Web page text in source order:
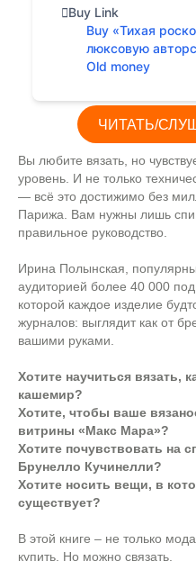
Buy Link
Buy «Тихая
люксовую
Old money
ЧИТАТЬ/
Вы любите вязать, но
уровень. И не только
— всё это достижимо без
Парижа. Вам нужны лишь
правильное руководство.
Ирина Полынская,
аудиторией более 40 000
которой каждое изделие
журналов: выглядит как от
вашими руками.
Хотите научиться вязать,
кашемир?
Хотите, чтобы ваше
витрины «Макс Мара»?
Хотите почувствовать на
Брунелло Кучинелли?
Хотите носить вещи, в
существует?
В этой книге – не только
купить. Но можно связать.